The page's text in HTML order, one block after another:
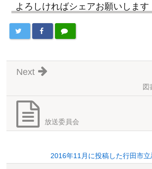
よろしければシェアお願いします
図
Next
放送委員会
2016年11月に投稿した行田市